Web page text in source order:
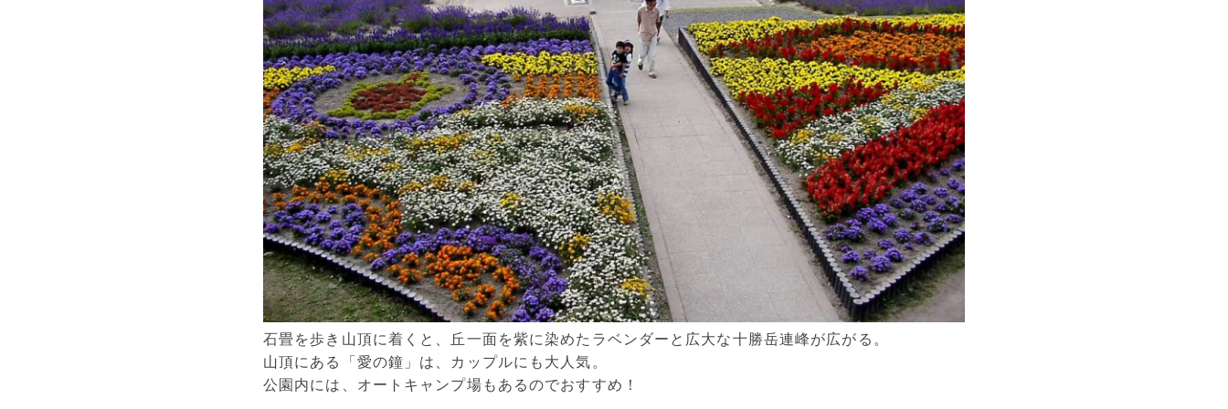
石畳を歩き山頂に着くと、丘一面を紫に染めたラベンダーと広大な十勝岳連峰が広がる。
山頂にある「愛の鐘」は、カップルにも大人気。
公園内には、オートキャンプ場もあるのでおすすめ！